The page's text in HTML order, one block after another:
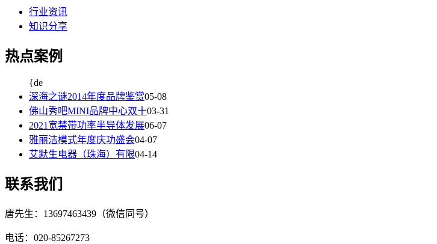
行业资讯
知识分享
热点案例
{de
深海之谜2014年度品牌鉴赏05-08
佛山秀吧MINI品牌中心双十03-31
2021宽禁带功率半导体发展06-07
雅丽洁模式年度庆功盛会04-07
艾默生电器（珠海）有限04-14
联系我们
唐先生：13697463439（微信同号）
电话：020-85267273